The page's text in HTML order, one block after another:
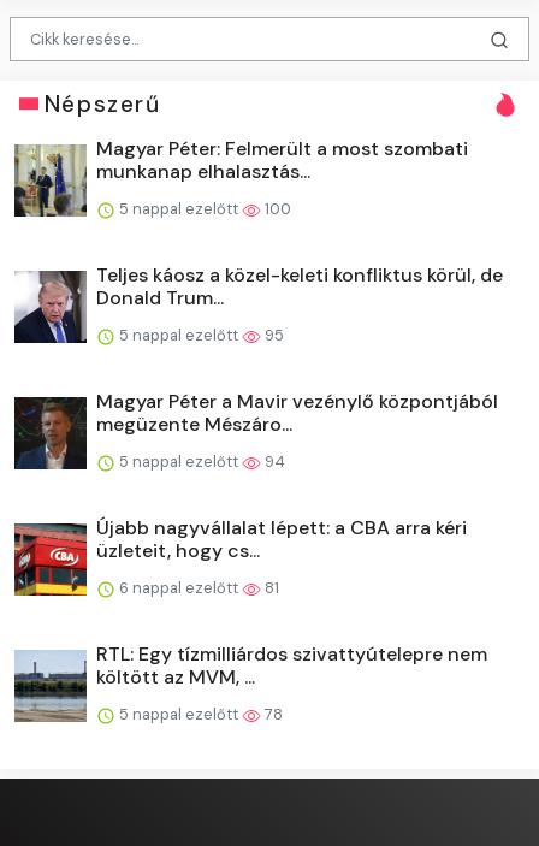
Népszerű
Magyar Péter: Felmerült a most szombati
munkanap elhalasztás...
5 nappal ezelőtt 100
Teljes káosz a közel-keleti konfliktus körül, de
Donald Trum...
5 nappal ezelőtt 95
Magyar Péter a Mavir vezénylő központjából
megüzente Mészáro...
5 nappal ezelőtt 94
Újabb nagyvállalat lépett: a CBA arra kéri
üzleteit, hogy cs...
6 nappal ezelőtt 81
RTL: Egy tízmilliárdos szivattyútelepre nem
költött az MVM, ...
5 nappal ezelőtt 78